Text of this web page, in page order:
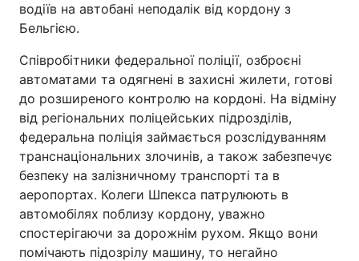
водіїв на автобані неподалік від кордону з
Бельгією.
Співробітники федеральної поліції, озброєні
автоматами та одягнені в захисні жилети, готові
до розширеного контролю на кордоні. На відміну
від регіональних поліцейських підрозділів,
федеральна поліція займається розслідуванням
транснаціональних злочинів, а також забезпечує
безпеку на залізничному транспорті та в
аеропортах. Колеги Шпекса патрулюють в
автомобілях поблизу кордону, уважно
спостерігаючи за дорожнім рухом. Якщо вони
помічають підозрілу машину, то негайно